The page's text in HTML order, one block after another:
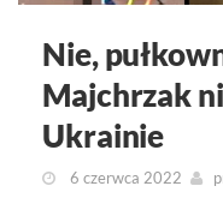
Nie,
Majchrzak
Ukrainie
6 czerwca 2022